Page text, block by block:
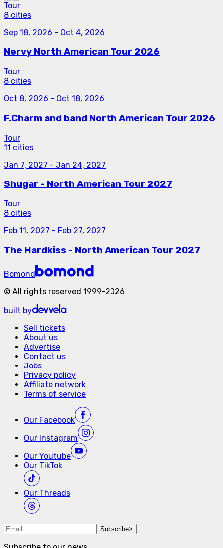
Tour
8 cities
Sep 18, 2026 - Oct 4, 2026
Nervy North American Tour 2026
Tour
8 cities
Oct 8, 2026 - Oct 18, 2026
F.Charm and band North American Tour 2026
Tour
11 cities
Jan 7, 2027 - Jan 24, 2027
Shugar - North American Tour 2027
Tour
8 cities
Feb 11, 2027 - Feb 27, 2027
The Hardkiss - North American Tour 2027
Bomond
© All rights reserved 1999-2026
built by
Sell tickets
About us
Advertise
Contact us
Jobs
Privacy policy
Affiliate network
Terms of service
Our Facebook
Our Instagram
Our Youtube
Our TikTok
Our Threads
Subscribe>